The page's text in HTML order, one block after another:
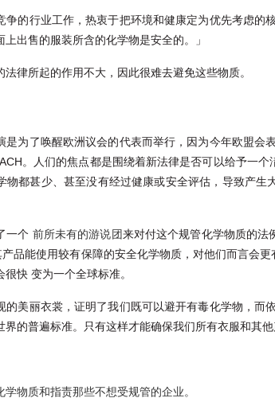
争的行业工作，热衷于把环境和健康定为优先考虑
出售的服装所含的化学物是安全的。」
律所起的作用不大，因此很难去避免这些物质。
是为了唤醒欧洲议会的代表而举行，因为今年欧盟
。人们的焦点都是围绕着新法律是否可以给予一
物都甚少、甚至没有经过健康或安全评估，导致产
一个 前所未有的游说团来对付这个规管化学物质的法
品能使用较有保障的安全化学物质，对他们而言会
快 变为一个全球标准。
的美丽衣裳，证明了我们既可以避开有毒化学物，而
的普遍标准。只有这样才能确保我们所有衣服和其
物质和指责那些不想受规管的企业。